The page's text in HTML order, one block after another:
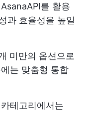
를 활용
과 효율성을 높일
미만의 옵션으로
는 맞춤형 통합
테고리에서는